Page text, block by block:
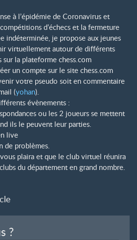
à l’épidémie de Coronavirus et
d’échecs et la fermeture
indéterminée, je propose aux jeunes
virtuellement autour de différents
sur la plateforme chess.com
un compte sur le site chess.com
votre pseudo soit en commentaire
(yohan).
évènements :
ou les 2 joueurs se mettent
ils le peuvent leur parties.
live
de problèmes.
plaira et que le club virtuel réunira
du département en grand nombre.
?